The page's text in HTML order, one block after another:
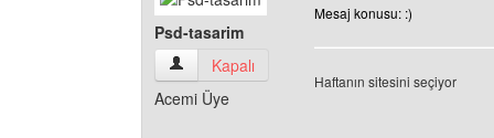
Psd-tasarim
Psd-tasarim Kullanıcının profilini görüntüle
Kapalı
Acemi Üye
Mesaj konusu: :)
Haftanın sitesini seçiyor